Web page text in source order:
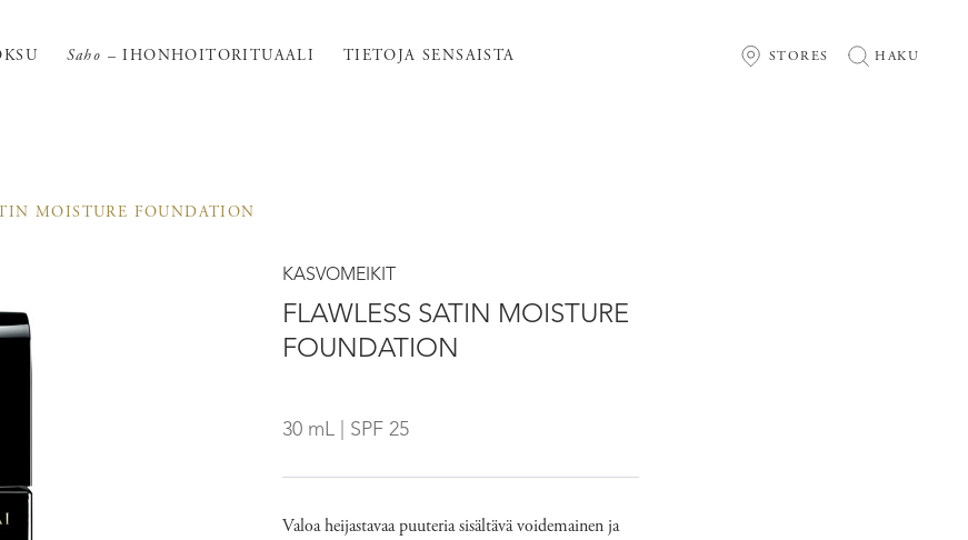
Saho – IHONHOITORITUAALI TIETOJA SENSAISTA HAKU
STORES
MOISTURE FOUNDATION
KASVOMEIKIT
FLAWLESS SATIN MOISTURE
FOUNDATION
30 mL | SPF 25
Valoa heijastavaa puuteria sisältävä voidemainen ja